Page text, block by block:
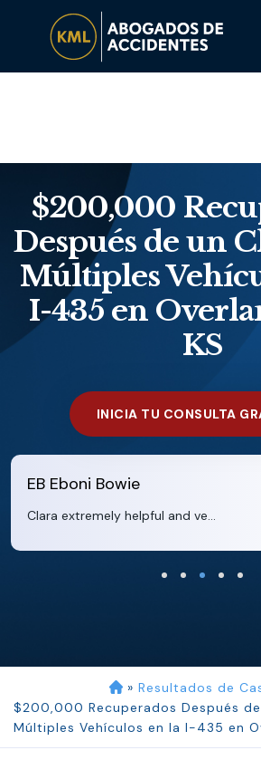
OBTÉN UNA REVISIÓN
$200,000
Después de un
Múltiples
I-435 en
KS
INICIA TU CONSULTA
EB Eboni Bowie
Clara extremely helpful and ve...
» Resultados de
$200,000 Recuperados Después
Múltiples Vehículos en la I-435 en